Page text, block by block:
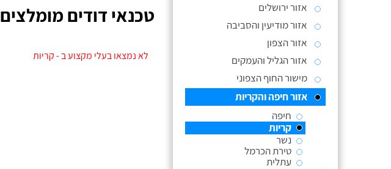
אזור ירושלים
אזור מודיעין והסביבה
אזור הצפון
אזור הגליל והעמקים
מישור החוף הצפוני
אזור חיפה והקריות
חיפה
קריות
נשר
טירת הכרמל
עתלית
טכנאי דודים מומלצים
לא נמצאו בעלי מקצוע ב - קריות